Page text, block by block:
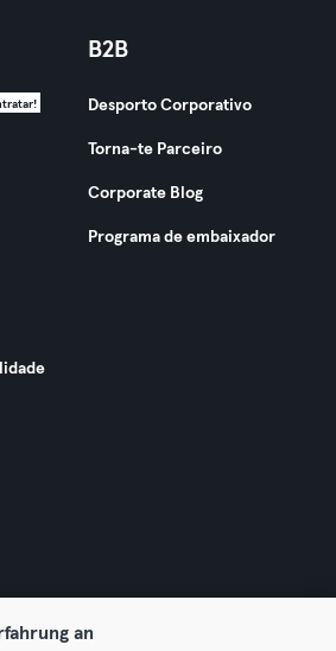
B2B
Desporto Corporativo
Torna-te Parceiro
Corporate Blog
Programa de embaixador
an